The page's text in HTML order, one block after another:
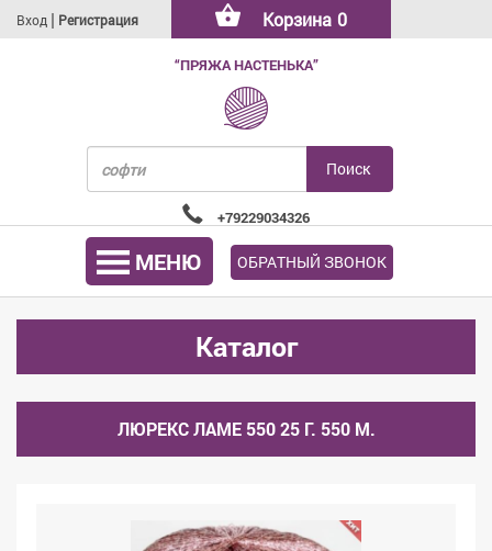
Вход | Регистрация Корзина 0
“ПРЯЖА НАСТЕНЬКА”
+79229034326
МЕНЮ ОБРАТНЫЙ ЗВОНОК
Каталог
ЛЮРЕКС ЛАМЕ 550 25 Г. 550 М.